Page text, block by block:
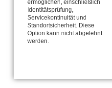
CANTIENICA®-STUDIO Nataly
Kaarst – Düsseldorf
Klausnerstraße 26
ermöglichen, einschließlich
Identitätsprüfung,
Servicekontinuität und
Standortsicherheit. Diese
Option kann nicht abgelehnt
werden.